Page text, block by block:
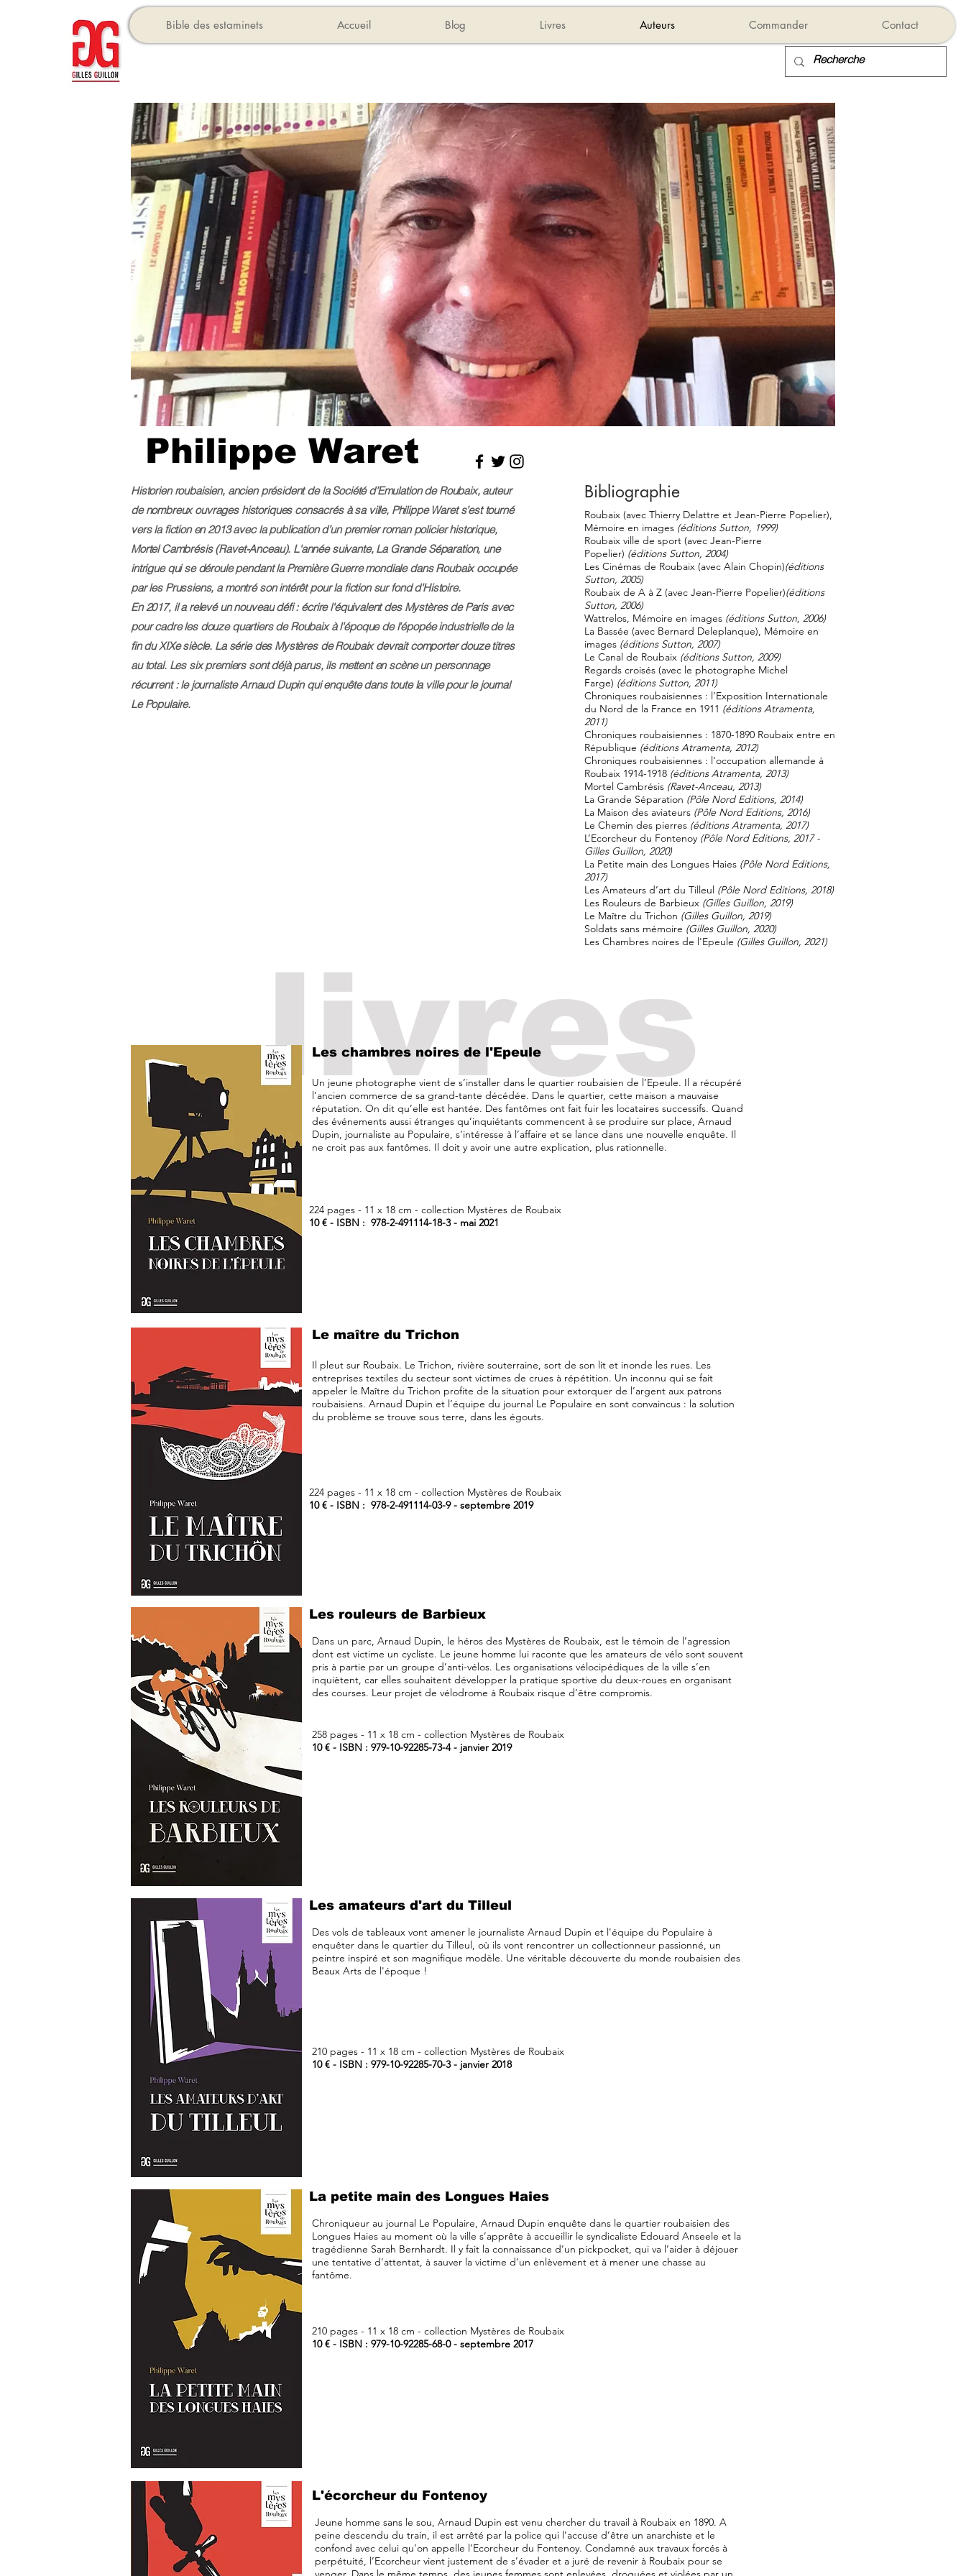
Bible des estaminets Accueil Blog Livres Auteurs Commander Contact
Philippe Waret
Historien roubaisien, ancien président de la Société d’Emulation de Roubaix, auteur
de nombreux ouvrages historiques consacrés à sa ville, Philippe Warets’est tourné
vers la fiction en 2013 avec la publication d’un premier roman policier historique,
Mortel Cambrésis(Ravet-Anceau). L'année suivante, La Grande Séparation, une
intrigue qui se déroule pendant la Première Guerre mondiale dans Roubaix occupée
par les Prussiens, a montré son intérêt pour la fiction sur fond d'Histoire.
En 2017, il a relevé un nouveau défi : écrire l'équivalent des Mystères de Paris avec
pour cadre les douze quartiers de Roubaix à l'époque de l'épopée industrielle de la
fin du XIXe siècle. La série des Mystères de Roubaixdevrait comporter douze titres
au total. Les six premiers sont déjà parus, ils mettent en scène un personnage
récurrent : le journaliste Arnaud Dupin qui enquête dans toute la ville pour le journal
Le Populaire.
Bibliographie
Roubaix (avec Thierry Delattre et Jean-Pierre Popelier),
Mémoire en images (éditions Sutton, 1999)
Roubaix ville de sport (avec Jean-Pierre
Popelier) (éditions Sutton, 2004)
Les Cinémas de Roubaix (avec Alain Chopin)(éditions
Sutton, 2005)
Roubaix de A à Z (avec Jean-Pierre Popelier)(éditions
Sutton, 2006)
Wattrelos, Mémoire en images (éditions Sutton, 2006)
La Bassée (avec Bernard Deleplanque), Mémoire en
images (éditions Sutton, 2007)
Le Canal de Roubaix (éditions Sutton, 2009)
Regards croisés (avec le photographe Michel
Farge) (éditions Sutton, 2011)
Chroniques roubaisiennes : l’Exposition Internationale
du Nord de la France en 1911 (éditions Atramenta,
2011)
Chroniques roubaisiennes : 1870-1890 Roubaix entre en
République (éditions Atramenta, 2012)
Chroniques roubaisiennes : l’occupation allemande à
Roubaix 1914-1918 (éditions Atramenta, 2013)
Mortel Cambrésis (Ravet-Anceau, 2013)
La Grande Séparation (Pôle Nord Editions, 2014)
La Maison des aviateurs (Pôle Nord Editions, 2016)
Le Chemin des pierres (éditions Atramenta, 2017)
L’Ecorcheur du Fontenoy (Pôle Nord Editions, 2017 -
Gilles Guillon, 2020)
La Petite main des Longues Haies (Pôle Nord Editions,
2017)
Les Amateurs d’art du Tilleul (Pôle Nord Editions, 2018)
Les Rouleurs de Barbieux (Gilles Guillon, 2019)
Le Maître du Trichon (Gilles Guillon, 2019)
Soldats sans mémoire (Gilles Guillon, 2020)
Les Chambres noires de l'Epeule (Gilles Guillon, 2021)
livres
Les chambres noires de l'Epeule
Un jeune photographe vient de s’installer dans le quartier roubaisien de l’Epeule. Il a récupéré
l’ancien commerce de sa grand-tante décédée. Dans le quartier, cette maison a mauvaise
réputation. On dit qu’elle est hantée. Des fantômes ont fait fuir les locataires successifs. Quand
des événements aussi étranges qu’inquiétants commencent à se produire sur place, Arnaud
Dupin, journaliste au Populaire, s’intéresse à l’affaire et se lance dans une nouvelle enquête. Il
ne croit pas aux fantômes. Il doit y avoir une autre explication, plus rationnelle.
224 pages - 11 x 18 cm - collection Mystères de Roubaix
10 € - ISBN : 978-2-491114-18-3 - mai 2021
Le maître du Trichon
Il pleut sur Roubaix. Le Trichon, rivière souterraine, sort de son lit et inonde les rues. Les
entreprises textiles du secteur sont victimes de crues à répétition. Un inconnu qui se fait
appeler le Maître du Trichon profite de la situation pour extorquer de l’argent aux patrons
roubaisiens. Arnaud Dupin et l’équipe du journal Le Populaire en sont convaincus : la solution
du problème se trouve sous terre, dans les égouts.
224 pages - 11 x 18 cm - collection Mystères de Roubaix
10 € - ISBN : 978-2-491114-03-9 - septembre 2019
Les rouleurs de Barbieux
Dans un parc, Arnaud Dupin, le héros des Mystères de Roubaix, est le témoin de l’agression
dont est victime un cycliste. Le jeune homme lui raconte que les amateurs de vélo sont souvent
pris à partie par un groupe d’anti-vélos. Les organisations vélocipédiques de la ville s’en
inquiètent, car elles souhaitent développer la pratique sportive du deux-roues en organisant
des courses. Leur projet de vélodrome à Roubaix risque d’être compromis.
258 pages - 11 x 18 cm - collection Mystères de Roubaix
10 € - ISBN : 979-10-92285-73-4 - janvier 2019
Les amateurs d'art du Tilleul
Des vols de tableaux vont amener le journaliste Arnaud Dupin et l'équipe du Populaire à
enquêter dans le quartier du Tilleul, où ils vont rencontrer un collectionneur passionné, un
peintre inspiré et son magnifique modèle. Une véritable découverte du monde roubaisien des
Beaux Arts de l'époque !
210 pages - 11 x 18 cm - collection Mystères de Roubaix
10 € - ISBN : 979-10-92285-70-3 - janvier 2018
La petite main des Longues Haies
Chroniqueur au journal Le Populaire, Arnaud Dupin enquête dans le quartier roubaisien des
Longues Haies au moment où la ville s’apprête à accueillir le syndicaliste Edouard Anseele et la
tragédienne Sarah Bernhardt. Il y fait la connaissance d’un pickpocket, qui va l’aider à déjouer
une tentative d’attentat, à sauver la victime d’un enlèvement et à mener une chasse au
fantôme.
210 pages - 11 x 18 cm - collection Mystères de Roubaix
10 € - ISBN : 979-10-92285-68-0 - septembre 2017
L'écorcheur du Fontenoy
Jeune homme sans le sou, Arnaud Dupin est venu chercher du travail à Roubaix en 1890. A
peine descendu du train, il est arrêté par la police qui l’accuse d’être un anarchiste et le
confond avec celui qu’on appelle l’Ecorcheur du Fontenoy. Condamné aux travaux forcés à
perpétuité, l’Ecorcheur vient justement de s’évader et a juré de revenir à Roubaix pour se